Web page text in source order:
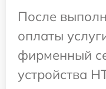
После
оплаты
фирменный
устройства